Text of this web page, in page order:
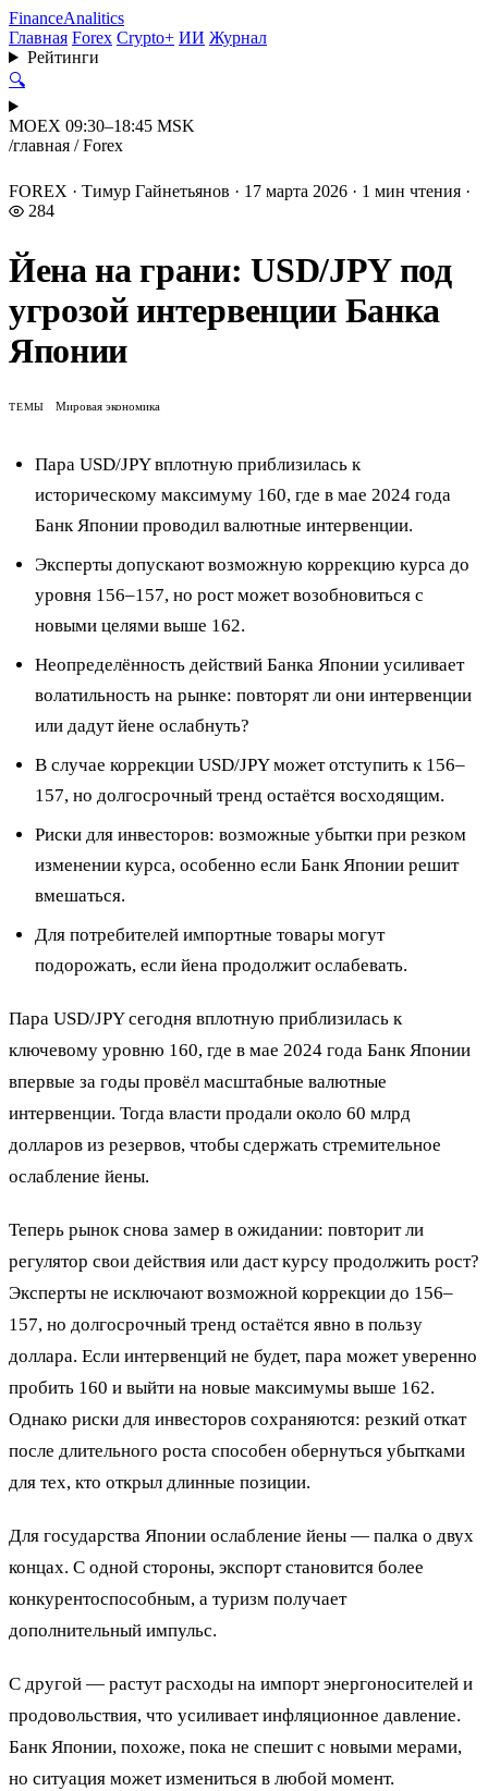
FinanceAnalitics
Главная Forex Crypto+ ИИ Журнал
Рейтинги
🔍
MOEX 09:30–18:45 MSK
/главная / Forex
FOREX · Тимур Гайнетьянов · 17 марта 2026 · 1 мин чтения ·
284
Йена на грани: USD/JPY под
угрозой интервенции Банка
Японии
ТЕМЫ Мировая экономика
Пара USD/JPY вплотную приблизилась к
историческому максимуму 160, где в мае 2024 года
Банк Японии проводил валютные интервенции.
Эксперты допускают возможную коррекцию курса до
уровня 156–157, но рост может возобновиться с
новыми целями выше 162.
Неопределённость действий Банка Японии усиливает
волатильность на рынке: повторят ли они интервенции
или дадут йене ослабнуть?
В случае коррекции USD/JPY может отступить к 156–
157, но долгосрочный тренд остаётся восходящим.
Риски для инвесторов: возможные убытки при резком
изменении курса, особенно если Банк Японии решит
вмешаться.
Для потребителей импортные товары могут
подорожать, если йена продолжит ослабевать.
Пара USD/JPY сегодня вплотную приблизилась к
ключевому уровню 160, где в мае 2024 года Банк Японии
впервые за годы провёл масштабные валютные
интервенции. Тогда власти продали около 60 млрд
долларов из резервов, чтобы сдержать стремительное
ослабление йены.
Теперь рынок снова замер в ожидании: повторит ли
регулятор свои действия или даст курсу продолжить рост?
Эксперты не исключают возможной коррекции до 156–
157, но долгосрочный тренд остаётся явно в пользу
доллара. Если интервенций не будет, пара может уверенно
пробить 160 и выйти на новые максимумы выше 162.
Однако риски для инвесторов сохраняются: резкий откат
после длительного роста способен обернуться убытками
для тех, кто открыл длинные позиции.
Для государства Японии ослабление йены — палка о двух
концах. С одной стороны, экспорт становится более
конкурентоспособным, а туризм получает
дополнительный импульс.
С другой — растут расходы на импорт энергоносителей и
продовольствия, что усиливает инфляционное давление.
Банк Японии, похоже, пока не спешит с новыми мерами,
но ситуация может измениться в любой момент.